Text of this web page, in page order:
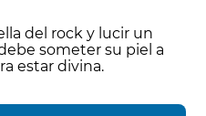
del rock y lucir un
someter su piel a
estar divina.